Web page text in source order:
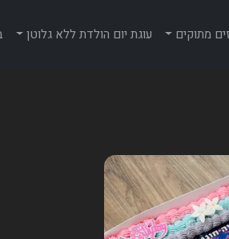
מתוקים עוגת יום הולדת ללא גלוטן